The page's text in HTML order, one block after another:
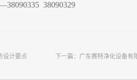
38090335 38090329
设计要点 下一篇： 广东赛特净化设备有